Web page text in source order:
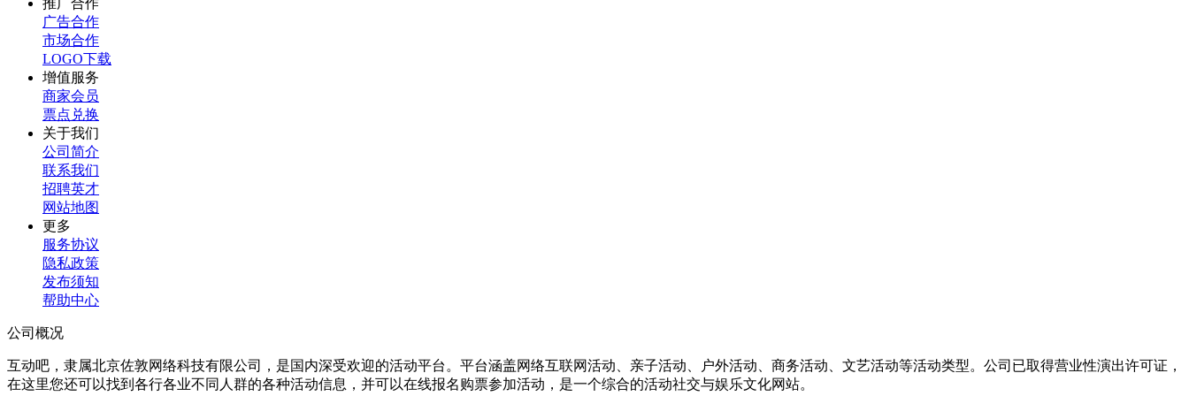
推广合作
广告合作
市场合作
LOGO下载
增值服务
商家会员
票点兑换
关于我们
公司简介
联系我们
招聘英才
网站地图
更多
服务协议
隐私政策
发布须知
帮助中心
公司概况
互动吧，隶属北京佐敦网络科技有限公司，是国内深受欢迎的活动平台。平台涵盖网络互联网活动、亲子活动、户外活动、商务活动、文艺活动等活动类型。公司已取得营业性演出许可证，
在这里您还可以找到各行各业不同人群的各种活动信息，并可以在线报名购票参加活动，是一个综合的活动社交与娱乐文化网站。